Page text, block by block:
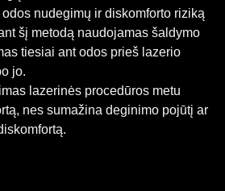
nudegimų ir diskomforto riziką
šį metodą naudojamas šaldymo
tiesiai ant odos prieš lazerio
jo.
lazerinės procedūros metu
nes sumažina deginimo pojūtį ar